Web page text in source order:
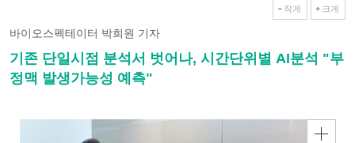
작게 크게
바이오스펙테이터 박희원 기자
기존 단일시점 분석서 벗어나, 시간단위별 AI분석 "부
정맥 발생가능성 예측"